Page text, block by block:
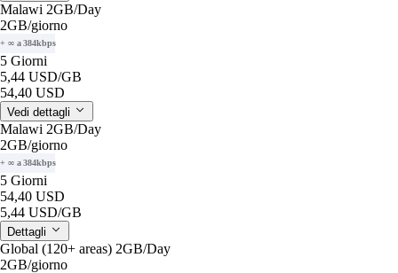
Malawi 2GB/Day
2GB/giorno
+ ∞ a 384kbps
5 Giorni
5,44 USD/GB
54,40 USD
Vedi dettagli
Malawi 2GB/Day
2GB/giorno
+ ∞ a 384kbps
5 Giorni
54,40 USD
5,44 USD/GB
Dettagli
Global (120+ areas) 2GB/Day
2GB/giorno